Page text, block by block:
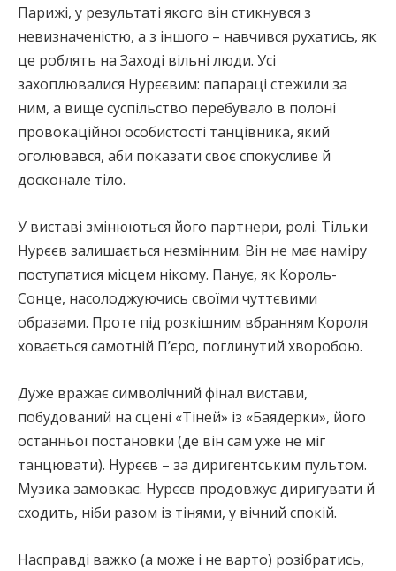
Парижі, у результаті якого він стикнувся з
невизначеністю, а з іншого – навчився рухатись, як
це роблять на Заході вільні люди. Усі
захоплювалися Нурєєвим: папараці стежили за
ним, а вище суспільство перебувало в полоні
провокаційної особистості танцівника, який
оголювався, аби показати своє спокусливе й
досконале тіло.
У виставі змінюються його партнери, ролі. Тільки
Нурєєв залишається незмінним. Він не має наміру
поступатися місцем нікому. Панує, як Король-
Сонце, насолоджуючись своїми чуттєвими
образами. Проте під розкішним вбранням Короля
ховається самотній П’єро, поглинутий хворобою.
Дуже вражає символічний фінал вистави,
побудований на сцені «Тіней» із «Баядерки», його
останньої постановки (де він сам уже не міг
танцювати). Нурєєв – за диригентським пультом.
Музика замовкає. Нурєєв продовжує диригувати й
сходить, ніби разом із тінями, у вічний спокій.
Насправді важко (а може і не варто) розібратись,